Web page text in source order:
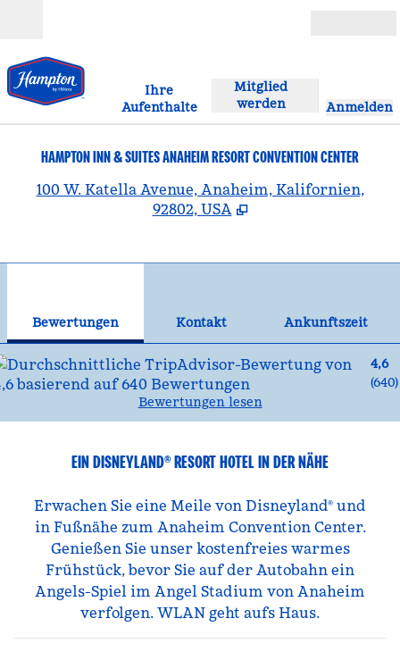
Ihre
Aufenthalte
Mitglied
werden
Anmelden
HAMPTON INN & SUITES ANAHEIM RESORT CONVENTION CENTER
100 W. Katella Avenue, Anaheim, Kalifornien,
92802, USA
Bewertungen Kontakt
Ankunftszeit
4,6
(640)
Bewertungen lesen
EIN DISNEYLAND® RESORT HOTEL IN DER NÄHE
Erwachen Sie eine Meile von Disneyland® und
in Fußnähe zum Anaheim Convention Center.
Genießen Sie unser kostenfreies warmes
Frühstück, bevor Sie auf der Autobahn ein
Angels-Spiel im Angel Stadium von Anaheim
verfolgen. WLAN geht aufs Haus.